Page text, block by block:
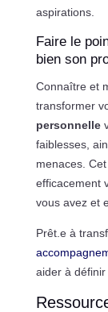
aspirations.
Faire le
bien son
Connaître et
transformer
personnelle
faiblesses,
menaces.
efficacement
vous avez et
Prêt.e à
aider à définir